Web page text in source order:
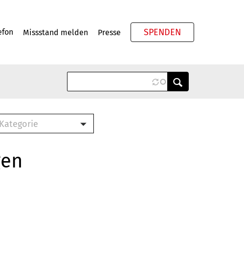
Missstand melden Presse SPENDEN
Kategorie
E-Broschüre (PDF)